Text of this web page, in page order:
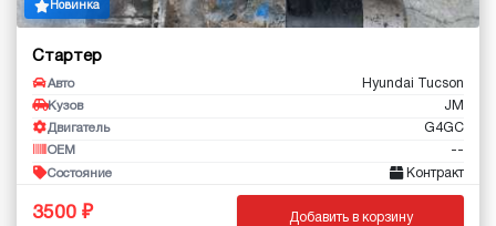
Новинка
Стартер
Авто Hyundai Tucson
Кузов JM
Двигатель G4GC
OEM --
Состояние Контракт
3500 Добавить в корзину